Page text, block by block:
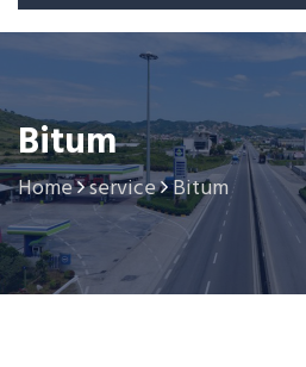
Bitum
Home service Bitum